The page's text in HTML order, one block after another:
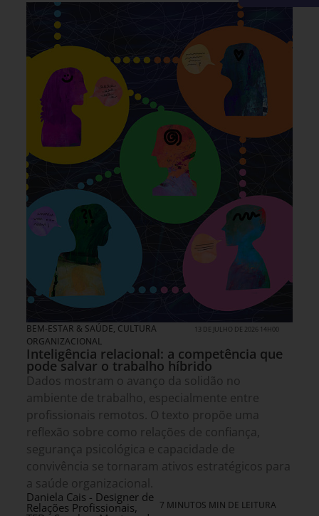
BEM-ESTAR & SAÚDE, CULTURA
ORGANIZACIONAL
13 DE JULHO DE 2026 14H00
Inteligência relacional: a competência que
pode salvar o trabalho híbrido
Dados mostram o avanço da solidão no
ambiente de trabalho, especialmente entre
profissionais remotos. O texto propõe uma
reflexão sobre como relações de confiança,
segurança psicológica e capacidade de
convivência se tornaram ativos estratégicos para
a saúde organizacional.
Daniela Cais - Designer de
Relações Profissionais, 7 MINUTOS MIN DE LEITURA